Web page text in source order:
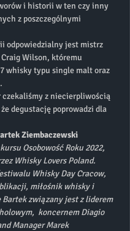
i historii w ten czy inny
z poszczególnymi
odpowiedzialny jest mistrz
Wilson, któremu
whisky typu single malt oraz
czekaliśmy z niecierpliwością
degustację poprowadzi dla
Ziembaczewski
Osobowość Roku 2022,
Whisky Lovers Poland.
Whisky Day Cracow,
miłośnik whisky i
Bartek związany jest z liderem
koncernem Diagio
Manager Marek